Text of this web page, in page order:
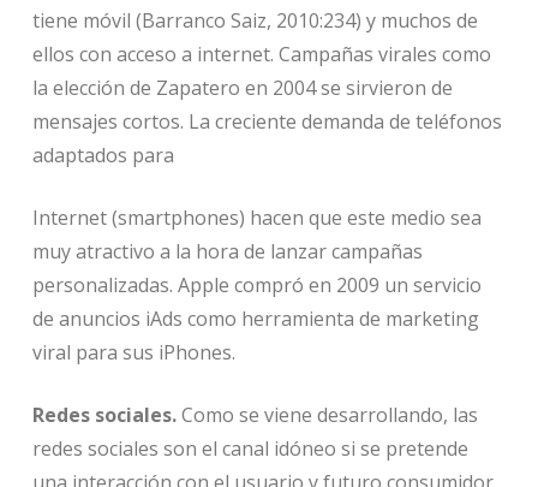
tiene móvil (Barranco Saiz, 2010:234) y muchos de
ellos con acceso a internet. Campañas virales como
la elección de Zapatero en 2004 se sirvieron de
mensajes cortos. La creciente demanda de teléfonos
adaptados para
Internet (smartphones) hacen que este medio sea
muy atractivo a la hora de lanzar campañas
personalizadas. Apple compró en 2009 un servicio
de anuncios iAds como herramienta de marketing
viral para sus iPhones.
Redes sociales.Como se viene desarrollando, las
redes sociales son el canal idóneo si se pretende